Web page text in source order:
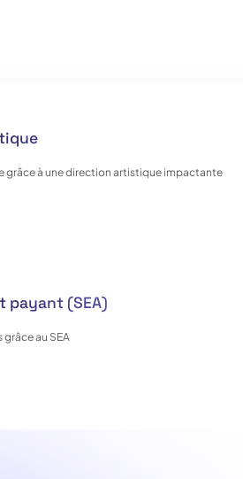
grâce à une direction artistique impactante
payant (SEA)
au SEA